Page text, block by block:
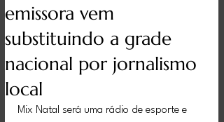
emissora vem
substituindo a grade
nacional por jornalismo
local
Mix Natal será uma rádio de esporte e